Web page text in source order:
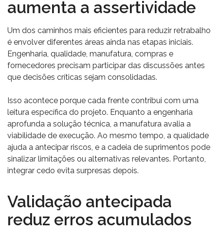
aumenta a assertividade
Um dos caminhos mais eficientes para reduzir retrabalho
é envolver diferentes áreas ainda nas etapas iniciais.
Engenharia, qualidade, manufatura, compras e
fornecedores precisam participar das discussões antes
que decisões críticas sejam consolidadas.
Isso acontece porque cada frente contribui com uma
leitura específica do projeto. Enquanto a engenharia
aprofunda a solução técnica, a manufatura avalia a
viabilidade de execução. Ao mesmo tempo, a qualidade
ajuda a antecipar riscos, e a cadeia de suprimentos pode
sinalizar limitações ou alternativas relevantes. Portanto,
integrar cedo evita surpresas depois.
Validação antecipada
reduz erros acumulados